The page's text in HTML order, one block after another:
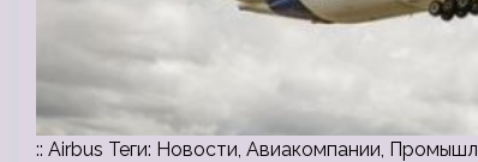
:: Airbus Теги: Новости, Авиакомпании,